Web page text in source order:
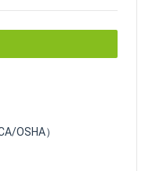
OSHA）